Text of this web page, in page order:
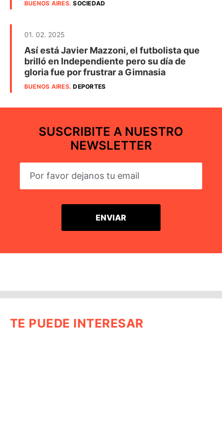
BUENOS AIRES.SOCIEDAD
01. 02. 2025
Así está Javier Mazzoni, el futbolista que
brilló en Independiente pero su día de
gloria fue por frustrar a Gimnasia
BUENOS AIRES.DEPORTES
SUSCRIBITE A NUESTRO
NEWSLETTER
TE PUEDE INTERESAR